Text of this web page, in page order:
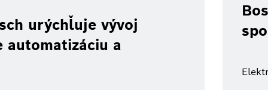
urýchľuje vývoj
a